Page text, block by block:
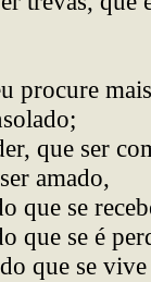
procure
que ser
amado,
que se
que se é
que se